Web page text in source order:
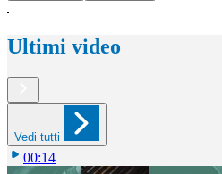
Ultimi video
Vedi tutti
00:14